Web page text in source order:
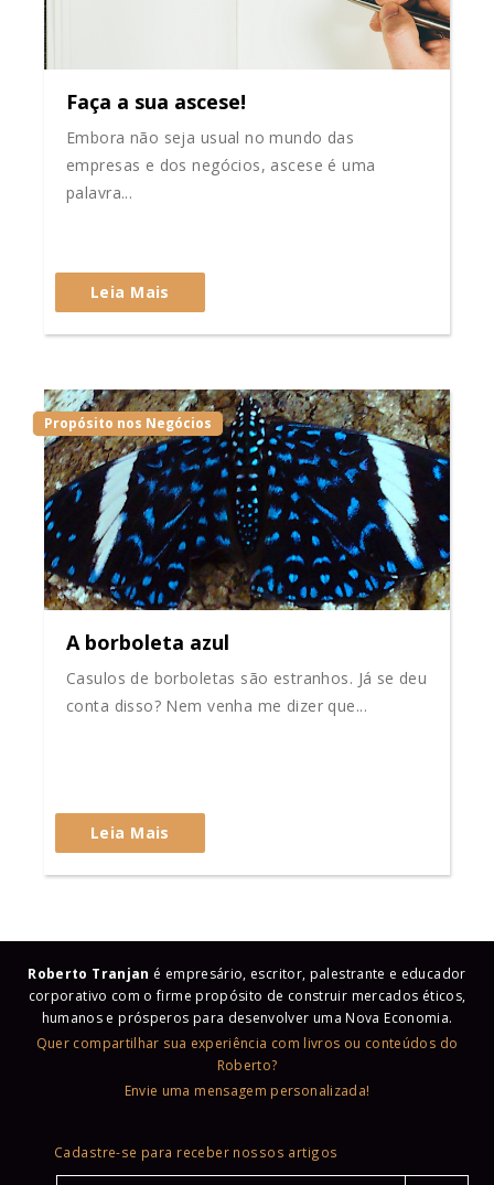
Faça a sua ascese!
Embora não seja usual no mundo das
empresas e dos negócios, ascese é uma
palavra...
Leia Mais
Propósito nos Negócios
A borboleta azul
Casulos de borboletas são estranhos. Já se deu
conta disso? Nem venha me dizer que...
Leia Mais
Roberto Tranjan é empresário, escritor, palestrante e educador
corporativo com o firme propósito de construir mercados éticos,
humanos e prósperos para desenvolver uma Nova Economia.
Quer compartilhar sua experiência com livros ou conteúdos do
Roberto?
Envie uma mensagem personalizada!
Cadastre-se para receber nossos artigos